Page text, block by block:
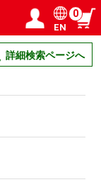
EN
0
詳細検索ページへ